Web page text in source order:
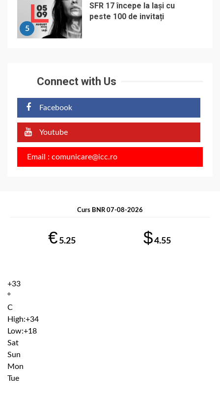
5
SFR 17 începe la Iași cu
peste 100 de invitați
Connect with Us
Facebook
Youtube
Email : comunicare@icc.ro
Curs BNR 07-08-2026
€ 5.25 $4.55
+33
°
C
High:+34
Low:+18
Sat
Sun
Mon
Tue